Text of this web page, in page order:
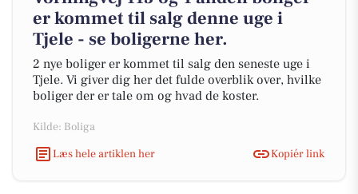
er kommet til salg denne uge i
Tjele - se boligerne her.
2 nye boliger er kommet til salg den seneste uge i
Tjele. Vi giver dig her det fulde overblik over, hvilke
boliger der er tale om og hvad de koster.
Kilde: Boliga
Læs hele artiklen her
Kopiér link